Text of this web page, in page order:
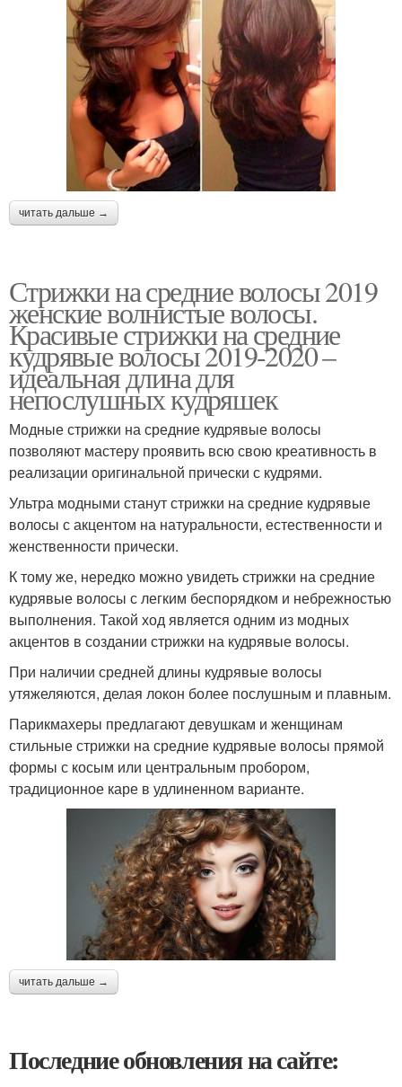
читать дальше →
Стрижки на средние волосы 2019
женские волнистые волосы.
Красивые стрижки на средние
кудрявые волосы 2019-2020 –
идеальная длина для
непослушных кудряшек
Модные стрижки на средние кудрявые волосы
позволяют мастеру проявить всю свою креативность в
реализации оригинальной прически с кудрями.
Ультра модными станут стрижки на средние кудрявые
волосы с акцентом на натуральности, естественности и
женственности прически.
К тому же, нередко можно увидеть стрижки на средние
кудрявые волосы с легким беспорядком и небрежностью
выполнения. Такой ход является одним из модных
акцентов в создании стрижки на кудрявые волосы.
При наличии средней длины кудрявые волосы
утяжеляются, делая локон более послушным и плавным.
Парикмахеры предлагают девушкам и женщинам
стильные стрижки на средние кудрявые волосы прямой
формы с косым или центральным пробором,
традиционное каре в удлиненном варианте.
читать дальше →
Последние обновления на сайте: